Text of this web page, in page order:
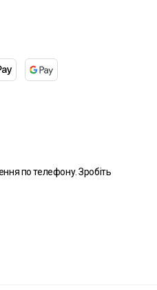
по телефону. Зробіть